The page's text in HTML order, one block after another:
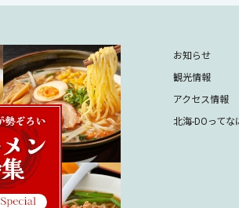
お知らせ
観光情報
アクセス情報
北海-DOってな